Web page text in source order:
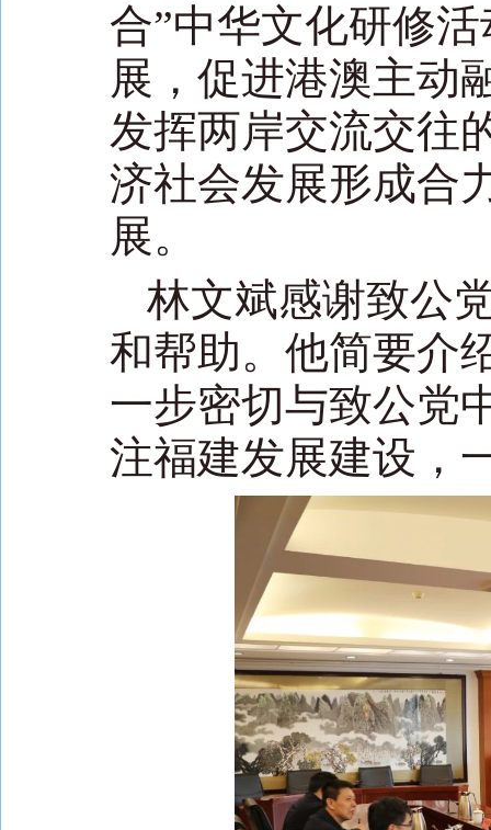
合”中华文化研修
展，促进港澳主动
发挥两岸交流交往
济社会发展形成合
展。
林文斌感谢致公
和帮助。他简要介
一步密切与致公党
注福建发展建设，